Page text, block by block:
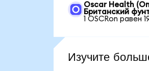
Oscar Health
Британский
1 OSCRon равен
Изучите